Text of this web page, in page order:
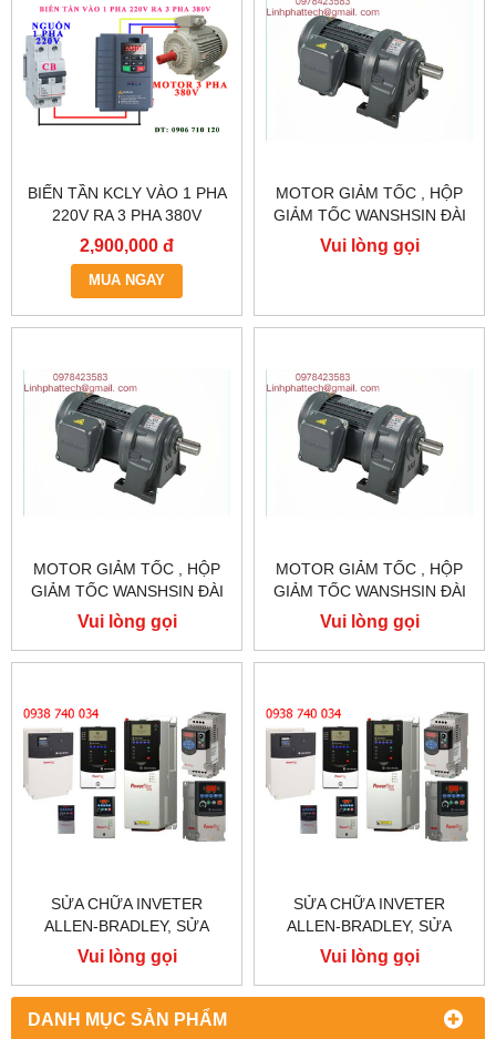
DANH MỤC SẢN PHẨM
BIẾN TẦN KCLY VÀO 1 PHA
220V RA 3 PHA 380V
0.75KW, BIẾN TẦN KCLY
KOC600-R75GT3-B
2,900,000 đ
MUA NGAY
MOTOR GIẢM TỐC , HỘP
GIẢM TỐC WANSHSIN ĐÀI
LOAN GH40-2200-3S /
2.2KW 2200W 3HP
Vui lòng gọi
MOTOR GIẢM TỐC , HỘP
GIẢM TỐC WANSHSIN ĐÀI
LOAN 1.5KW 1500W 2HP AC
BA PHA 220 V / 380V
Vui lòng gọi
MOTOR GIẢM TỐC , HỘP
GIẢM TỐC WANSHSIN ĐÀI
LOAN 1.5KW 1500W 2HP AC
BA PHA 220 V / 380V
Vui lòng gọi
SỬA CHỮA INVETER
ALLEN-BRADLEY, SỬA
CHỮA ALLEN-BRADLEY
POWER FLEX 755
Vui lòng gọi
SỬA CHỮA INVETER
ALLEN-BRADLEY, SỬA
CHỮA ALLEN-BRADLEY
POWER FLEX 753
Vui lòng gọi